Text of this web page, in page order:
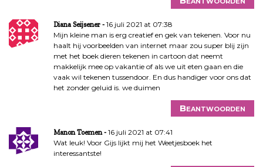
Diana Seijsener
16 juli 2021 at 07:38
Mijn kleine man is erg creatief en gek van tekenen. Voor nu
haalt hij voorbeelden van internet maar zou super blij zijn
met het boek dieren tekenen in cartoon dat neemt
makkelijk mee op vakantie of als we uit eten gaan en die
vaak wil tekenen tussendoor. En dus handiger voor ons dat
het zonder geluid is. we duimen
Beantwoorden
Manon Toemen
16 juli 2021 at 07:41
Wat leuk! Voor Gijs lijkt mij het Weetjesboek het
interessantste!